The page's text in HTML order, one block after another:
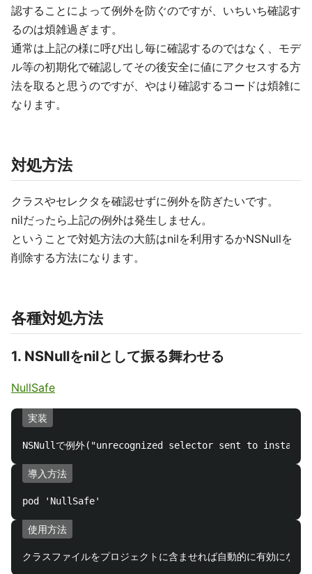
認することによって例外を防ぐのですが、いちいち確認す
るのは煩雑過ぎます。
通常は上記の様に呼び出し毎に確認するのではなく、モデ
ル等の初期化で確認してその後安全に値にアクセスする方
法を取ると思うのですが、やはり確認するコードは煩雑に
なります。
対処方法
クラスやセレクタを確認せずに例外を防ぎたいです。
nilだったら上記の例外は発生しません。
ということで対処方法の大筋はnilを利用するかNSNullを
削除する方法になります。
各種対処方法
1. NSNullをnilとして振る舞わせる
NullSafe
実装
導入方法
使用方法